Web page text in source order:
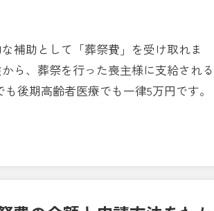
補助として「葬祭費」を受け取れま
ら、葬祭を行った喪主様に支給される
後期高齢者医療でも一律5万円です。